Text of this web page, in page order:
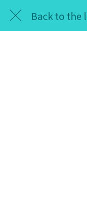
Back to the